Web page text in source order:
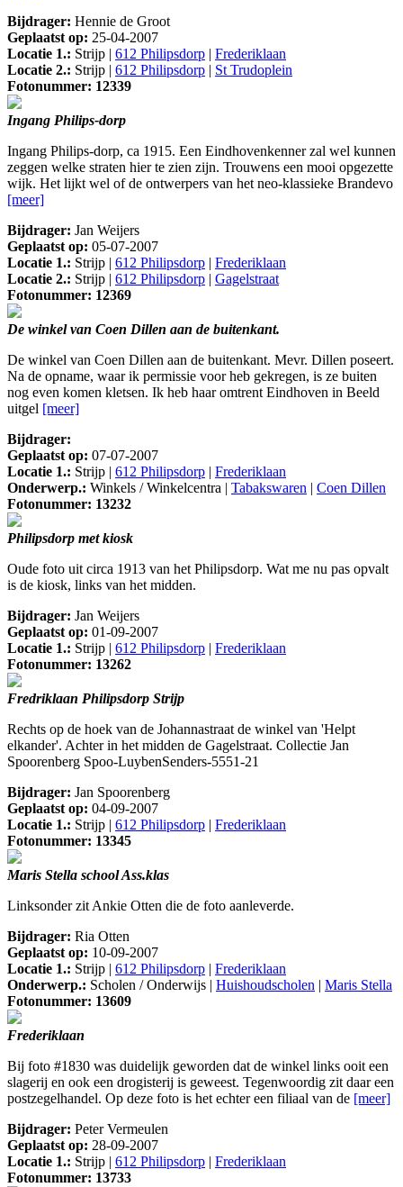
Bijdrager: Hennie de Groot
Geplaatst op: 25-04-2007
Locatie 1.: Strijp | 612 Philipsdorp | Frederiklaan
Locatie 2.: Strijp | 612 Philipsdorp | St Trudoplein
Fotonummer: 12339
Ingang Philips-dorp
Ingang Philips-dorp, ca 1915. Een Eindhovenkenner zal wel kunnen
zeggen welke straten hier te zien zijn. Trouwens een mooi opgezette
wijk. Het lijkt wel of de ontwerpers van het neo-klassieke Brandevo
[meer]
Bijdrager: Jan Weijers
Geplaatst op: 05-07-2007
Locatie 1.: Strijp | 612 Philipsdorp | Frederiklaan
Locatie 2.: Strijp | 612 Philipsdorp | Gagelstraat
Fotonummer: 12369
De winkel van Coen Dillen aan de buitenkant.
De winkel van Coen Dillen aan de buitenkant. Mevr. Dillen poseert.
Na de opname, waar ik permissie voor heb gekregen, is ze buiten
nog even komen kletsen. Ik heb haar omtrent Eindhoven in Beeld
uitgel [meer]
Bijdrager:
Geplaatst op: 07-07-2007
Locatie 1.: Strijp | 612 Philipsdorp | Frederiklaan
Onderwerp.: Winkels / Winkelcentra | Tabakswaren | Coen Dillen
Fotonummer: 13232
Philipsdorp met kiosk
Oude foto uit circa 1913 van het Philipsdorp. Wat me nu pas opvalt
is de kiosk, links van het midden.
Bijdrager: Jan Weijers
Geplaatst op: 01-09-2007
Locatie 1.: Strijp | 612 Philipsdorp | Frederiklaan
Fotonummer: 13262
Fredriklaan Philipsdorp Strijp
Rechts op de hoek van de Johannastraat de winkel van 'Helpt
elkander'. Achter in het midden de Gagelstraat. Collectie Jan
Spoorenberg Spoo-LuybenSenders-5551-21
Bijdrager: Jan Spoorenberg
Geplaatst op: 04-09-2007
Locatie 1.: Strijp | 612 Philipsdorp | Frederiklaan
Fotonummer: 13345
Maris Stella school Ass.klas
Linksonder zit Ankie Otten die de foto aanleverde.
Bijdrager: Ria Otten
Geplaatst op: 10-09-2007
Locatie 1.: Strijp | 612 Philipsdorp | Frederiklaan
Onderwerp.: Scholen / Onderwijs | Huishoudscholen | Maris Stella
Fotonummer: 13609
Frederiklaan
Bij foto #1830 was duidelijk geworden dat de winkel links ooit een
slagerij en ook een drogisterij is geweest. Tegenwoordig zit daar een
postzegelhandel. Op deze foto is het echter een filiaal van de [meer]
Bijdrager: Peter Vermeulen
Geplaatst op: 28-09-2007
Locatie 1.: Strijp | 612 Philipsdorp | Frederiklaan
Fotonummer: 13733